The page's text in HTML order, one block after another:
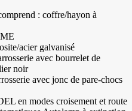
: coffre/hayon à
acier galvanisé
avec bourrelet de
noir
avec jonc de pare-chocs
en modes croisement et route